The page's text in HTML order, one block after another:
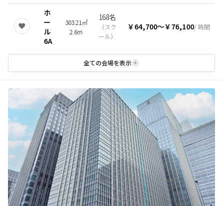
ホ
ー
ル
6A
303.21㎡
2.6m
168名
（スク
ール）
￥64,700〜￥76,100/ 時間
全ての会場を表示